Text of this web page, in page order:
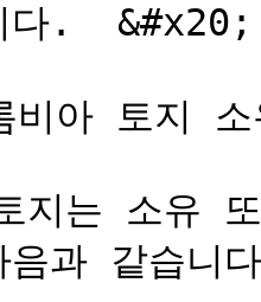
다.  &#x20;
아 토지
지는 소유
과 같습니